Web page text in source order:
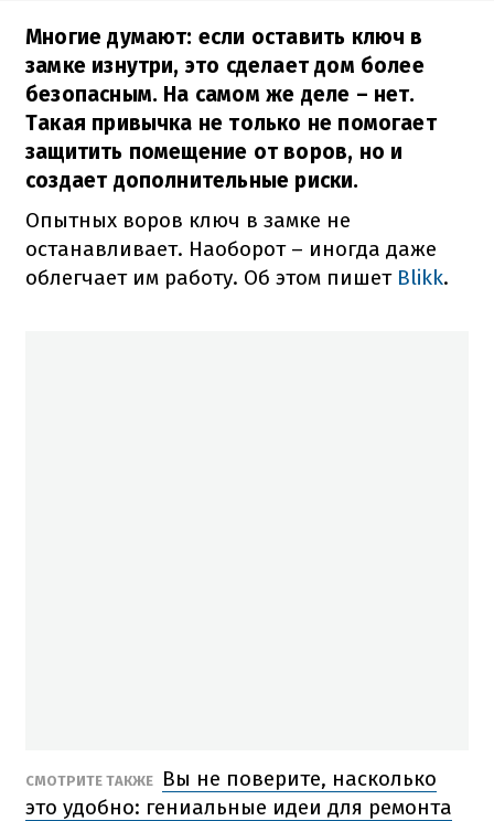
Многие думают: если оставить ключ в
замке изнутри, это сделает дом более
безопасным. На самом же деле – нет.
Такая привычка не только не помогает
защитить помещение от воров, но и
создает дополнительные риски.
Опытных воров ключ в замке не
останавливает. Наоборот – иногда даже
облегчает им работу. Об этом пишет Blikk.
СМОТРИТЕ ТАКЖЕ
Вы не поверите, насколько
это удобно: гениальные идеи для ремонта